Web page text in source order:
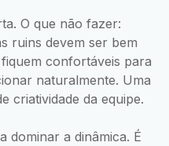
O que não fazer:
ruins devem ser bem
confortáveis para
naturalmente. Uma
criatividade da equipe.
dominar a dinâmica. É